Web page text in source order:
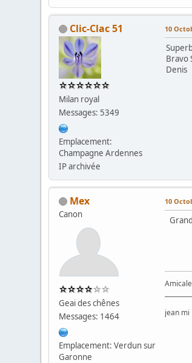
Clic-Clac 51
Milan royal
Messages: 5349
Emplacement:
Champagne Ardennes
IP archivée
10
Bravo
Denis
Mex
Canon
Geai des chênes
Messages: 1464
Emplacement: Verdun sur
Garonne
10
jean mi